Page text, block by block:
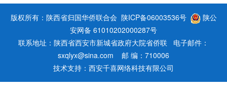
版权所有：陕西省归国华侨联合会 陕ICP备06003536号
陕公
安网备 61010202000287号
联系地址：陕西省西安市新城省政府大院省侨联 电子邮件：
sxqlyx@sina.com 邮 编：710006
技术支持： 西安千喜网络科技有限公司